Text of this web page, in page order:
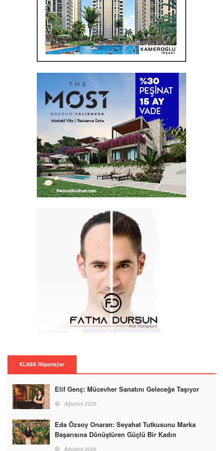
KLASS Röportajlar
Elif Genç: Mücevher Sanatını Geleceğe Taşıyor
Ağustos 2026
Eda Özsoy Onaran: Seyahat Tutkusunu Marka
Başarısına Dönüştüren Güçlü Bir Kadın
Ağustos 2026